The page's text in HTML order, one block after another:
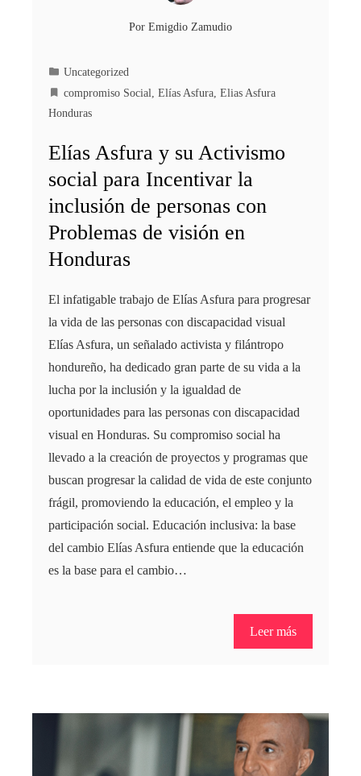
Por Emigdio Zamudio
Uncategorized
compromiso Social Elías Asfura Elias Asfura
Honduras
Elías Asfura y su Activismo
social para Incentivar la
inclusión de personas con
Problemas de visión en
Honduras
El infatigable trabajo de Elías Asfura para progresar
la vida de las personas con discapacidad visual
Elías Asfura, un señalado activista y filántropo
hondureño, ha dedicado gran parte de su vida a la
lucha por la inclusión y la igualdad de
oportunidades para las personas con discapacidad
visual en Honduras. Su compromiso social ha
llevado a la creación de proyectos y programas que
buscan progresar la calidad de vida de este conjunto
frágil, promoviendo la educación, el empleo y la
participación social. Educación inclusiva: la base
del cambio Elías Asfura entiende que la educación
es la base para el cambio…
Leer más